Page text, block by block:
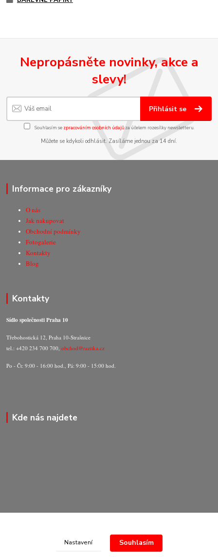
Nepropásněte novinky, akce a
slevy!
Přihlásit se
Souhlasím se zpracováním osobních údajůza účelem rozesílky newsletteru.
Můžete se kdykoli odhlásit. Zasíláme jednou za 14 dní.
Informace pro zákazníky
O nás
Jak nakupovat
Obchodní podmínky
Fotogalerie
Kontakty
Blog
Kontakty
Sídlo společnosti Praha 10
Třebohostická 12, Praha 10-Strašnice
tel.: +420 234 700 700,obchod@razitka.cz
Po - Čt: 9:00 - 16:00 hod., Pá: 9:00 - 15:00 hod.
Kde nás najdete
Nastavení Souhlasím